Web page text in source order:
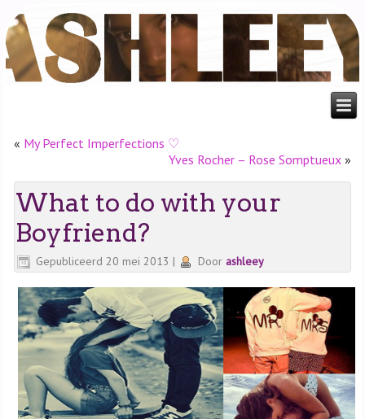
« My Perfect Imperfections ♡
Yves Rocher – Rose Somptueux»
What to do with your
Boyfriend?
Gepubliceerd 20 mei 2013 | Door ashleey